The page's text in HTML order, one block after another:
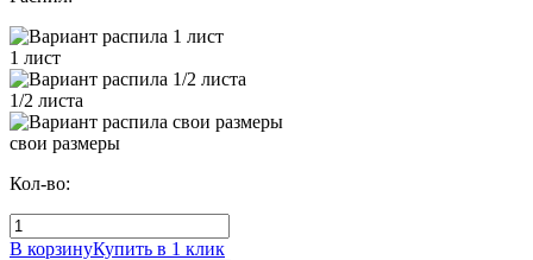
1 лист
1/2 листа
свои размеры
Кол-во:
В корзинуКупить в 1 клик